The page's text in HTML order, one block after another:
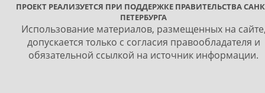
ПРОЕКТ РЕАЛИЗУЕТСЯ ПРИ ПОДДЕРЖКЕ ПРАВИТЕЛЬСТВА
ПЕТЕРБУРГА
Использование материалов, размещенных на
допускается только с согласия правообладателя и
обязательной ссылкой на источник информации.